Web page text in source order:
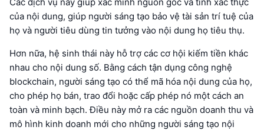
của nội dung, giúp người sáng tạo bảo vệ tài sản trí tuệ của
họ và người tiêu dùng tin tưởng vào nội dung họ tiêu thụ.
Hơn nữa, hệ sinh thái này hỗ trợ các cơ hội kiếm tiền khác
nhau cho nội dung số. Bằng cách tận dụng công nghệ
blockchain, người sáng tạo có thể mã hóa nội dung của họ,
cho phép họ bán, trao đổi hoặc cấp phép nó một cách an
toàn và minh bạch. Điều này mở ra các nguồn doanh thu và
mô hình kinh doanh mới cho những người sáng tạo nội